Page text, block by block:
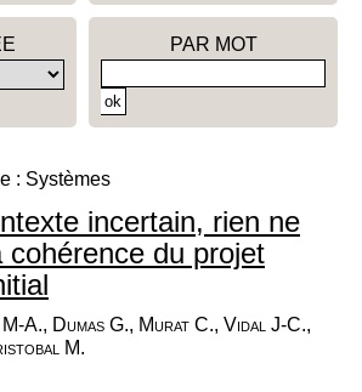
PAR MOT
: Systèmes
incertain, rien ne
cohérence du projet
A., Dumas G., Murat C., Vidal J-C.,
M.